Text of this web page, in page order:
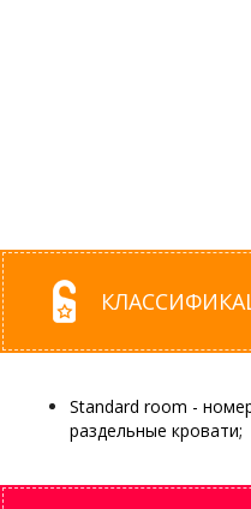
Standard room -
раздельные кровати;